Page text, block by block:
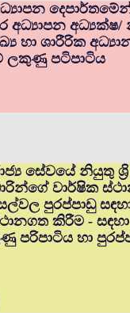
අධ්‍යාපන අධ්‍යක්ෂ/
හා ශාරීරික
ලකුණු පටිපාටිය
සේවයේ නියුතු
වාර්ෂික
පුරප්පාඩු
කිරීම -
පරිපාටිය හා